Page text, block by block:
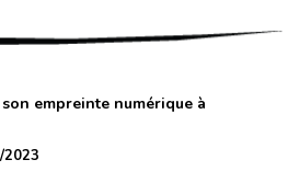
empreinte numérique à
2023